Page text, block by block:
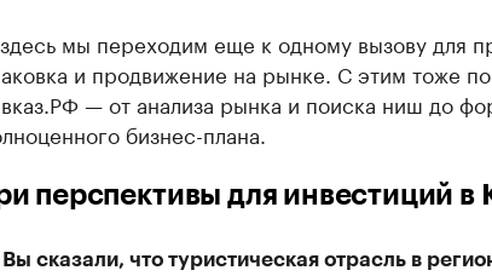
мы переходим еще к одному вызову для
и продвижение на рынке. С этим тоже
— от анализа рынка и поиска ниш до
бизнес-плана.
перспективы для инвестиций в
сказали, что туристическая отрасль в